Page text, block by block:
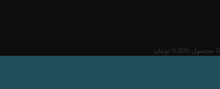
0 محصول 0.000 تومان